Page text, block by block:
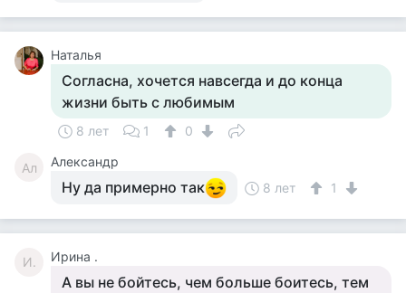
Наталья
Согласна, хочется навсегда и до конца
жизни быть с любимым
8 лет 1 0
Ал Александр
Ну да примерно так 8 лет 1
И. Ирина .
А вы не бойтесь, чем больше боитесь, тем